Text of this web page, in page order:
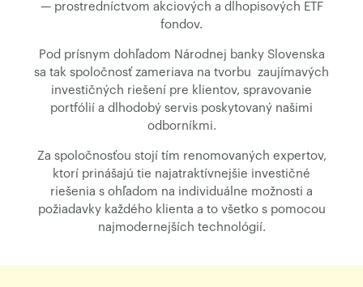
— prostredníctvom akciových a dlhopisových ETF
fondov.
Pod prísnym dohľadom Národnej banky Slovenska
sa tak spoločnosť zameriava na tvorbu zaujímavých
investičných riešení pre klientov, spravovanie
portfólií a dlhodobý servis poskytovaný našimi
odborníkmi.
Za spoločnosťou stojí tím renomovaných expertov,
ktorí prinášajú tie najatraktívnejšie investičné
riešenia s ohľadom na individuálne možnosti a
požiadavky každého klienta a to všetko s pomocou
najmodernejších technológií.